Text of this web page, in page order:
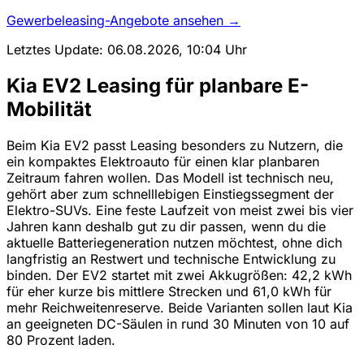
Gewerbeleasing-Angebote ansehen →
Letztes Update: 06.08.2026, 10:04 Uhr
Kia EV2 Leasing für planbare E-
Mobilität
Beim Kia EV2 passt Leasing besonders zu Nutzern, die
ein kompaktes Elektroauto für einen klar planbaren
Zeitraum fahren wollen. Das Modell ist technisch neu,
gehört aber zum schnelllebigen Einstiegssegment der
Elektro-SUVs. Eine feste Laufzeit von meist zwei bis vier
Jahren kann deshalb gut zu dir passen, wenn du die
aktuelle Batteriegeneration nutzen möchtest, ohne dich
langfristig an Restwert und technische Entwicklung zu
binden. Der EV2 startet mit zwei Akkugrößen: 42,2 kWh
für eher kurze bis mittlere Strecken und 61,0 kWh für
mehr Reichweitenreserve. Beide Varianten sollen laut Kia
an geeigneten DC-Säulen in rund 30 Minuten von 10 auf
80 Prozent laden.